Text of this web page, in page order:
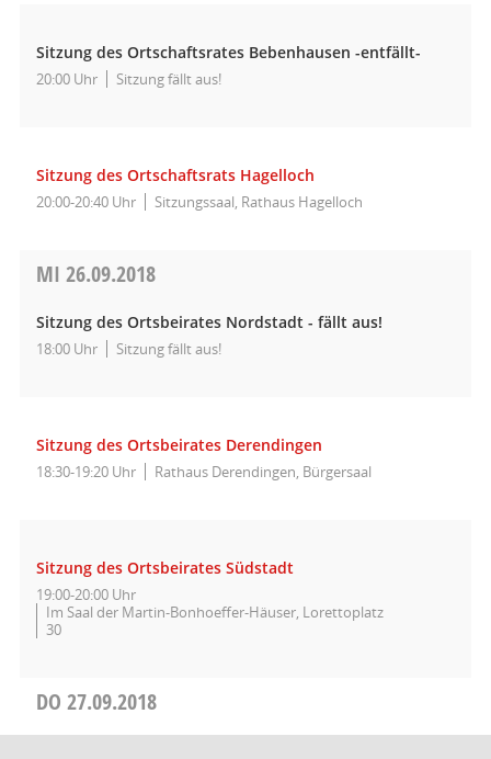
Sitzung des Ortschaftsrates Bebenhausen -entfällt-
20:00 Uhr Sitzung fällt aus!
Sitzung des Ortschaftsrats Hagelloch
20:00-20:40 Uhr Sitzungssaal, Rathaus Hagelloch
MI 26.09.2018
Sitzung des Ortsbeirates Nordstadt - fällt aus!
18:00 Uhr Sitzung fällt aus!
Sitzung des Ortsbeirates Derendingen
18:30-19:20 Uhr Rathaus Derendingen, Bürgersaal
Sitzung des Ortsbeirates Südstadt
19:00-20:00 Uhr
Im Saal der Martin-Bonhoeffer-Häuser, Lorettoplatz
30
DO 27.09.2018